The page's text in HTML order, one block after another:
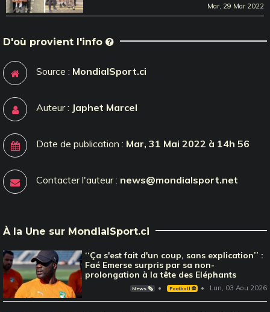
Mar, 29 Mar 2022
D'où provient l'info
Source : MondialSport.ci
Auteur : Japhet Marcel
Date de publication : Mar, 31 Mai 2022 à 14h 56
Contacter l'auteur : news@mondialsport.net
À la Une sur MondialSport.ci
‘‘Ça s'est fait d'un coup, sans explication’’ :
Faé Emerse surpris par sa non-
prolongation à la tête des Eléphants
News 🗞️ Football ⚽️ Lun, 03 Aou 2026